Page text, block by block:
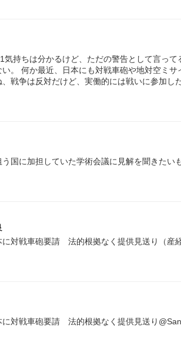
持ちは分かるけど、ただの警告として言って
。 何か最近、日本にも対戦車砲や地対空ミ
戦争は反対だけど、実働的には戦いに参加し
国に加担していた学術会議に見解を聞きたい
に対戦車砲要請 法的根拠なく提供見送り（産経
に対戦車砲要請 法的根拠なく提供見送り